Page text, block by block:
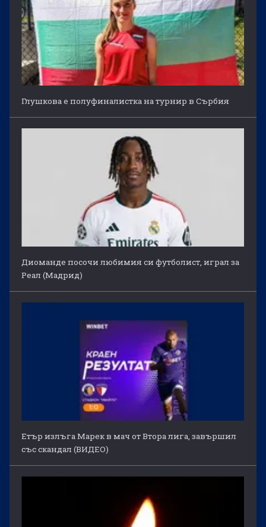
Глушкова е полуфиналистка на турнир в Сърбия
Диоманде посочи любимия си футболист, играл за
Реал (Мадрид)
Етър излъга Марек в мач от Втора лига, завършил
със скандал (ВИДЕО)